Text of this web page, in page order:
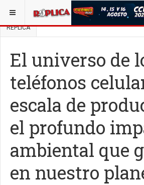
ESTÁ AQUÍ: BUSCAR UN ARTÍCULO EN
RÉPLICA
El universo de
teléfonos
escala de
el profundo
ambiental que
en nuestro